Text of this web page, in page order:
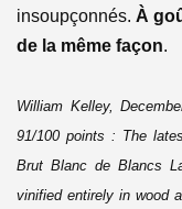
insoupçonnés. À
de la même façon.
William Kelley,
91/100 points : The
Brut Blanc de Blancs
vinified entirely in wood